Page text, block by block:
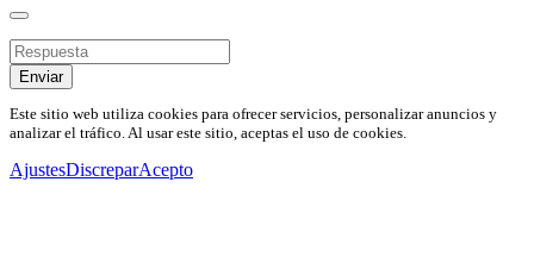
Enviar
Este sitio web utiliza cookies para ofrecer servicios, personalizar anuncios y
analizar el tráfico. Al usar este sitio, aceptas el uso de cookies.
AjustesDiscreparAcepto